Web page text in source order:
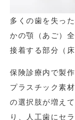
多くの歯を失っ
かの顎（あご）
接着する部分（
保険診療内で製
プラスチック素
の選択肢が増え
り、人工歯にセ